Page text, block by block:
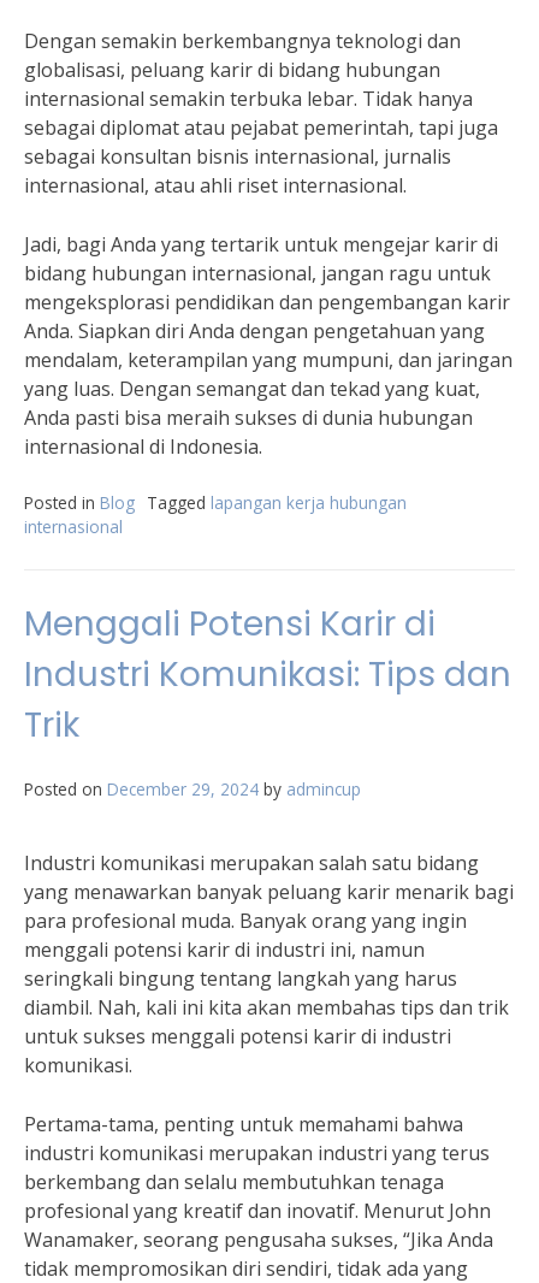
Dengan semakin berkembangnya teknologi dan
globalisasi, peluang karir di bidang hubungan
internasional semakin terbuka lebar. Tidak hanya
sebagai diplomat atau pejabat pemerintah, tapi juga
sebagai konsultan bisnis internasional, jurnalis
internasional, atau ahli riset internasional.
Jadi, bagi Anda yang tertarik untuk mengejar karir di
bidang hubungan internasional, jangan ragu untuk
mengeksplorasi pendidikan dan pengembangan karir
Anda. Siapkan diri Anda dengan pengetahuan yang
mendalam, keterampilan yang mumpuni, dan jaringan
yang luas. Dengan semangat dan tekad yang kuat,
Anda pasti bisa meraih sukses di dunia hubungan
internasional di Indonesia.
Posted in Blog Tagged lapangan kerja hubungan
internasional
Menggali Potensi Karir di
Industri Komunikasi: Tips dan
Trik
Posted on December 29, 2024 by admincup
Industri komunikasi merupakan salah satu bidang
yang menawarkan banyak peluang karir menarik bagi
para profesional muda. Banyak orang yang ingin
menggali potensi karir di industri ini, namun
seringkali bingung tentang langkah yang harus
diambil. Nah, kali ini kita akan membahas tips dan trik
untuk sukses menggali potensi karir di industri
komunikasi.
Pertama-tama, penting untuk memahami bahwa
industri komunikasi merupakan industri yang terus
berkembang dan selalu membutuhkan tenaga
profesional yang kreatif dan inovatif. Menurut John
Wanamaker, seorang pengusaha sukses, “Jika Anda
tidak mempromosikan diri sendiri, tidak ada yang